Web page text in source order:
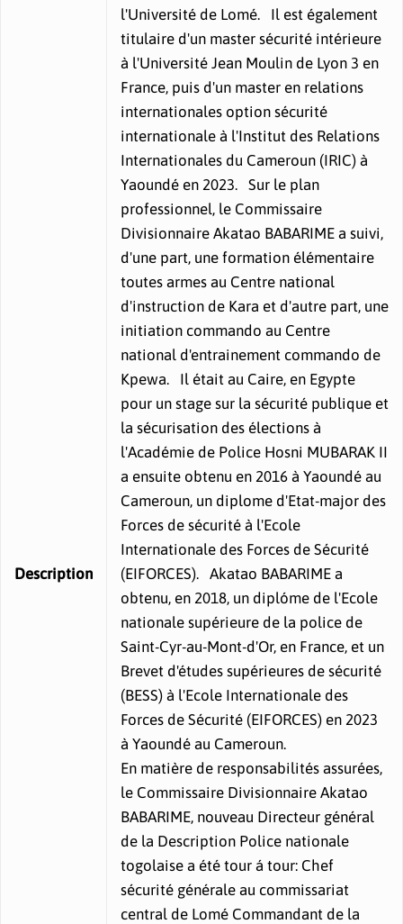
Description
l'Université de Lomé. Il est également
titulaire d'un master sécurité intérieure
à l'Université Jean Moulin de Lyon 3 en
France, puis d'un master en relations
internationales option sécurité
internationale à l'Institut des Relations
Internationales du Cameroun (IRIC) à
Yaoundé en 2023. Sur le plan
professionnel, le Commissaire
Divisionnaire Akatao BABARIME a suivi,
d'une part, une formation élémentaire
toutes armes au Centre national
d'instruction de Kara et d'autre part, une
initiation commando au Centre
national d'entrainement commando de
Kpewa. Il était au Caire, en Egypte
pour un stage sur la sécurité publique et
la sécurisation des élections à
l'Académie de Police Hosni MUBARAK II
a ensuite obtenu en 2016 à Yaoundé au
Cameroun, un diplome d'Etat-major des
Forces de sécurité à l'Ecole
Internationale des Forces de Sécurité
(EIFORCES). Akatao BABARIME a
obtenu, en 2018, un diplóme de l'Ecole
nationale supérieure de la police de
Saint-Cyr-au-Mont-d'Or, en France, et un
Brevet d'études supérieures de sécurité
(BESS) à l'Ecole Internationale des
Forces de Sécurité (EIFORCES) en 2023
à Yaoundé au Cameroun.
En matière de responsabilités assurées,
le Commissaire Divisionnaire Akatao
BABARIME, nouveau Directeur général
de la Description Police nationale
togolaise a été tour á tour: Chef
sécurité générale au commissariat
central de Lomé Commandant de la